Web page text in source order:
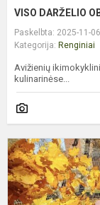
VISO DARŽELIO
Paskelbta: 2025-11-06
Kategorija: Renginiai
Avižienių
kulinarinėse...